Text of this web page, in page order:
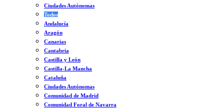
Ciudades Autónomas
Todos
Andalucía
Aragón
Canarias
Cantabria
Castilla y León
Castilla-La Mancha
Cataluña
Ciudades Autónomas
Comunidad de Madrid
Comunidad Foral de Navarra